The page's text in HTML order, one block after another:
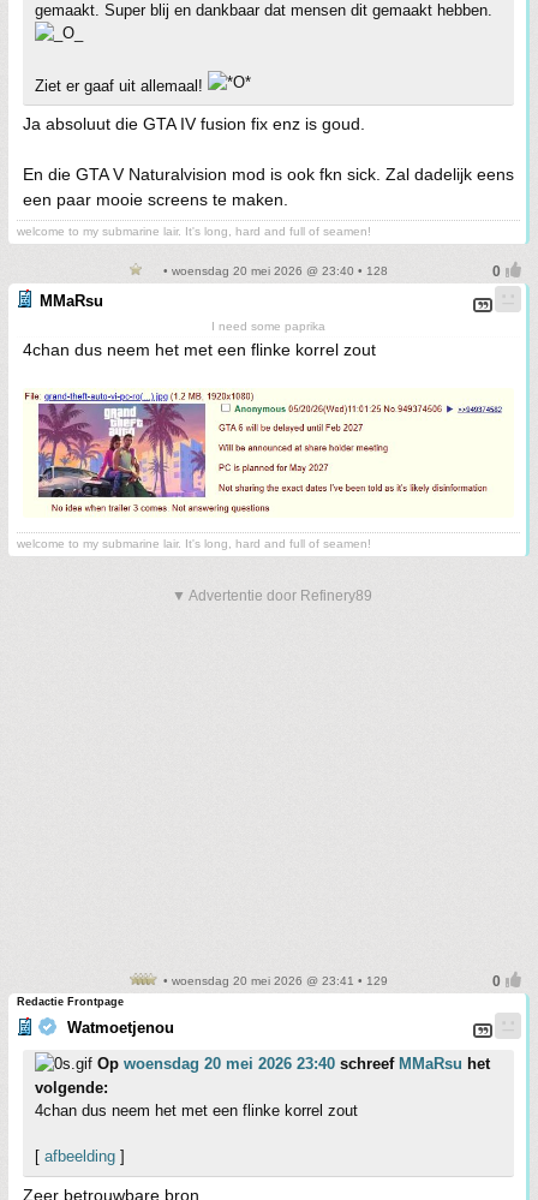
gemaakt. Super blij en dankbaar dat mensen dit gemaakt hebben.
Ziet er gaaf uit allemaal!
Ja absoluut die GTA IV fusion fix enz is goud.
En die GTA V Naturalvision mod is ook fkn sick. Zal dadelijk eens
een paar mooie screens te maken.
welcome to my submarine lair. It's long, hard and full of seamen!
• woensdag 20 mei 2026 @ 23:40 • 128
MMaRsu
I need some paprika
4chan dus neem het met een flinke korrel zout
welcome to my submarine lair. It's long, hard and full of seamen!
▼ Advertentie door Refinery89
• woensdag 20 mei 2026 @ 23:41 • 129
Redactie Frontpage
Watmoetjenou
Op woensdag 20 mei 2026 23:40 schreef MMaRsu het
volgende:
4chan dus neem het met een flinke korrel zout
[ afbeelding ]
Zeer betrouwbare bron